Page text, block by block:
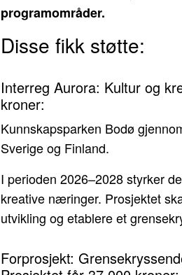
programområder.
Disse fikk støtte:
Interreg Aurora: Kultur og
kroner:
Kunnskapsparken Bodø
Sverige og Finland.
I perioden 2026–2028 styrker
kreative næringer. Prosjektet
utvikling og etablere et
Forprosjekt: